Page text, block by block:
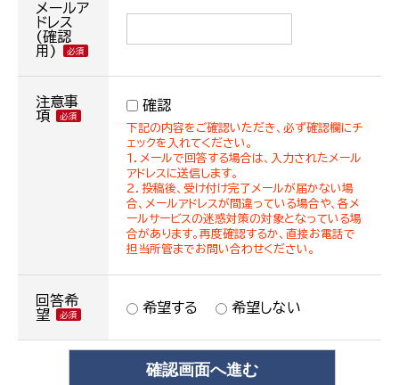
メールア
ドレス
(確認
用)
注意事
項
確認
下記の内容をご確認いただき、必ず確認欄にチ
ェックを入れてください。
１．メールで回答する場合は、入力されたメール
アドレスに送信します。
２．投稿後、受け付け完了メールが届かない場
合、メールアドレスが間違っている場合や、各メ
ールサービスの迷惑対策の対象となっている場
合があります。再度確認するか、直接お電話で
担当所管までお問い合わせください。
回答希
望
希望する 希望しない